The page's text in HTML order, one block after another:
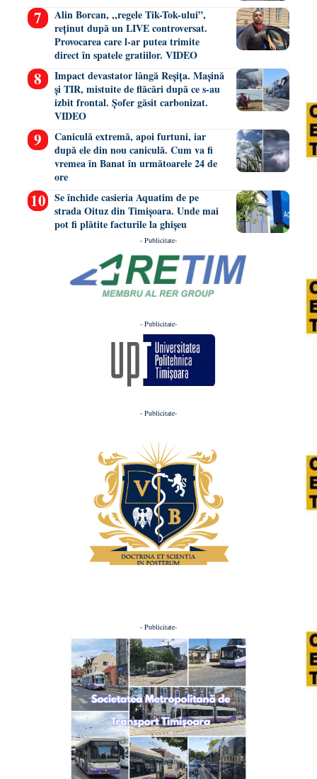
Alin Borcan, ,,regele Tik-Tok-ului”,
reținut după un LIVE controversat.
Provocarea care l-ar putea trimite
direct în spatele gratiilor. VIDEO
Impact devastator lângă Reșița. Mașină
și TIR, mistuite de flăcări după ce s-au
izbit frontal. Șofer găsit carbonizat.
VIDEO
Caniculă extremă, apoi furtuni, iar
după ele din nou caniculă. Cum va fi
vremea în Banat în următoarele 24 de
ore
Se închide casieria Aquatim de pe
strada Oituz din Timișoara. Unde mai
pot fi plătite facturile la ghișeu
- Publicitate-
- Publicitate-
- Publicitate-
- Publicitate-